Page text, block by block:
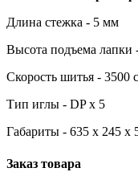
Длина стежка - 5 мм
Высота подъема лапки
Скорость шитья - 3500
Тип иглы - DP x 5
Габариты - 635 х 245 х
Заказ товара